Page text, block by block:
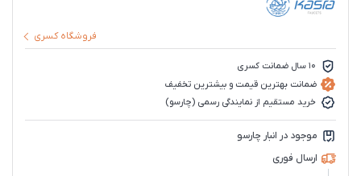
فروشگاه کسری
10 سال ضمانت کسری
ضمانت بهترین قیمت و بیشترین تخفیف
خرید مستقیم از نمایندگی رسمی (چارسو)
موجود در انبار چارسو
ارسال فوری